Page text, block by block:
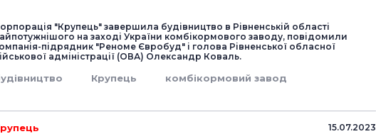
"Крупець" завершила будівництво в Рівненській області
на заході України комбікормового заводу, повідомили
підрядник "Реноме Євробуд" і голова Рівненської обласної
адміністрації (ОВА) Олександр Коваль.
Крупець комбікормовий завод
15.07.2023